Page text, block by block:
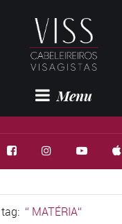
Menu
tag: MATÉRIA